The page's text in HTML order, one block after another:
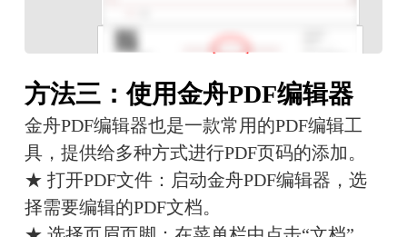
方法三：使用金舟PDF编辑器
金舟PDF编辑器也是一款常用的PDF编辑工
具，提供给多种方式进行PDF页码的添加。
★ 打开PDF文件：启动金舟PDF编辑器，选
择需要编辑的PDF文档。